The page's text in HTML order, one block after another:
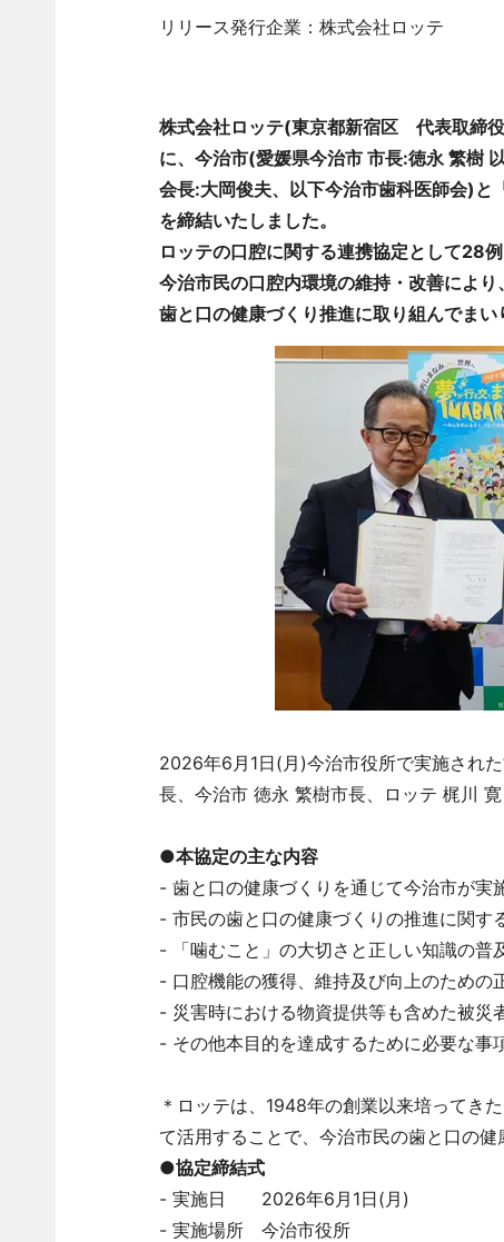
リリース発行企業：株式会社ロッテ
株式会社ロッテ(東京都新宿区 代表取締
に、今治市(愛媛県今治市 市長:徳永 繁樹
会長:大岡俊夫、以下今治市歯科医師会)と
を締結いたしました。
ロッテの口腔に関する連携協定として28例
今治市民の口腔内環境の維持・改善によ
歯と口の健康づくり推進に取り組んでまい
2026年6月1日(月)今治市役所で実施され
長、今治市 徳永 繁樹市長、ロッテ 梶川 寛
●本協定の主な内容
- 歯と口の健康づくりを通じて今治市が実
- 市民の歯と口の健康づくりの推進に関す
- 「噛むこと」の大切さと正しい知識の普
- 口腔機能の獲得、維持及び向上のための
- 災害時における物資提供等も含めた被災
- その他本目的を達成するために必要な事
＊ロッテは、1948年の創業以来培ってき
て活用することで、今治市民の歯と口の健
●協定締結式
- 実施日 2026年6月1日(月)
- 実施場所 今治市役所